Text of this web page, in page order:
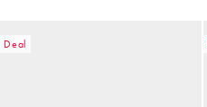
Deal